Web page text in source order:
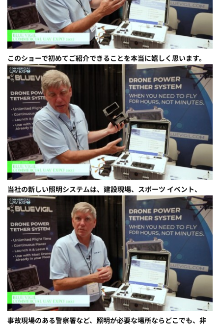
このショーで初めてご紹介できることを本当に嬉しく思います。
当社の新しい照明システムは、建設現場、スポーツ イベント、
事故現場のある警察署など、照明が必要な場所ならどこでも、非